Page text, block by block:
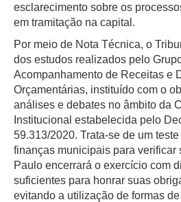
esclarecimento sobre os
em tramitação na capital.
Por meio de Nota Técnica, o
dos estudos realizados pelo
Acompanhamento de Receitas e
Orçamentárias, instituído com o
análises e debates no âmbito da
Institucional estabelecida pelo
59.313/2020. Trata-se de um teste
finanças municipais para verificar
Paulo encerrará o exercício com
suficientes para honrar suas
evitando a utilização de formas